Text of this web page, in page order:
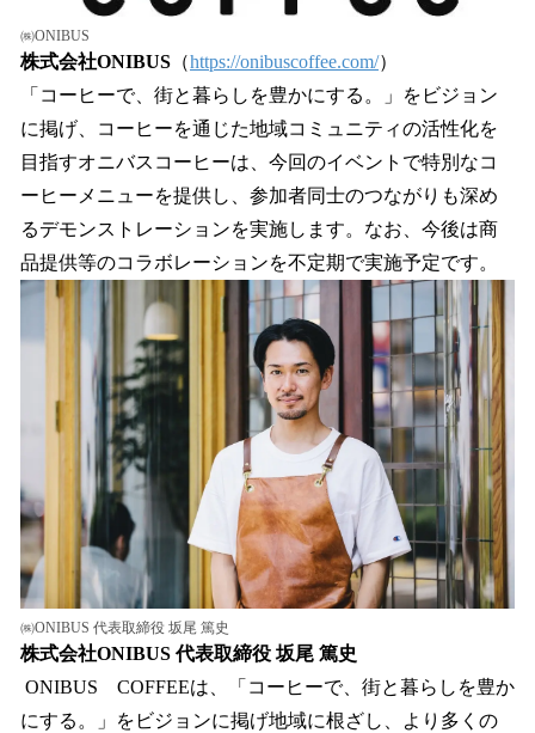
㈱ONIBUS
株式会社ONIBUS （https://onibuscoffee.com/）
「コーヒーで、街と暮らしを豊かにする。」をビジョン
に掲げ、コーヒーを通じた地域コミュニティの活性化を
目指すオニバスコーヒーは、今回のイベントで特別なコ
ーヒーメニューを提供し、参加者同士のつながりも深め
るデモンストレーションを実施します。なお、今後は商
品提供等のコラボレーションを不定期で実施予定です。
㈱ONIBUS 代表取締役 坂尾 篤史
株式会社ONIBUS 代表取締役 坂尾 篤史
ONIBUS COFFEEは、「コーヒーで、街と暮らしを豊か
にする。」をビジョンに掲げ地域に根ざし、より多くの